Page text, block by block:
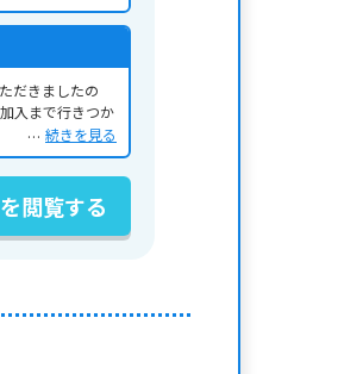
だきましたの
入まで行きつか
続きを見る
閲覧する